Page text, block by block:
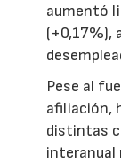
aumentó
(+0,17%),
Pese al
afiliación,
distintas
interanual